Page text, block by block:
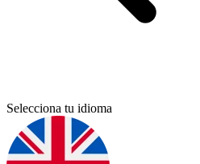
Selecciona tu idioma